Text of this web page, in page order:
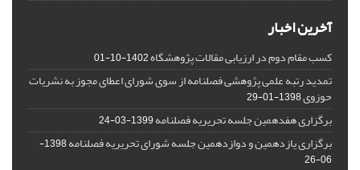
آخرین اخبار
کسب مقام دوم در ارزیابی مقالات پژوهشگاه1402-10-01
تمدید رتبه علمی پژوهشی فصلنامه از سوی شورای اعطای مجوز به نشریات
حوزوی1398-01-29
برگزاری هفدهمین جلسه تحریریه فصلنامه1399-03-24
برگزاری یازدهمین و دوازدهمین جلسه شورای تحریریه فصلنامه
1398-
06-26